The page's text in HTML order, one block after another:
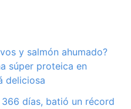
y salmón ahumado?
súper proteica en
deliciosa
días, batió un récord